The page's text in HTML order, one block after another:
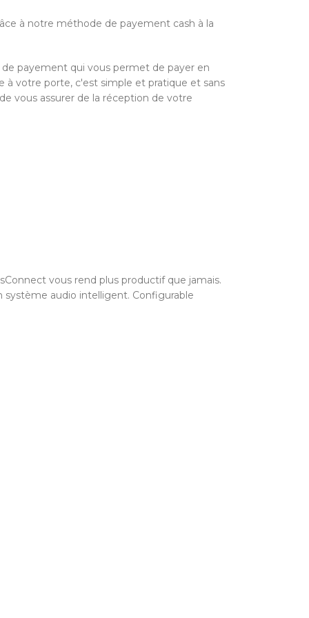
à notre méthode de payement cash à la
payement qui vous permet de payer en
à votre porte, c'est simple et pratique et sans
vous assurer de la réception de votre
vous rend plus productif que jamais.
système audio intelligent. Configurable